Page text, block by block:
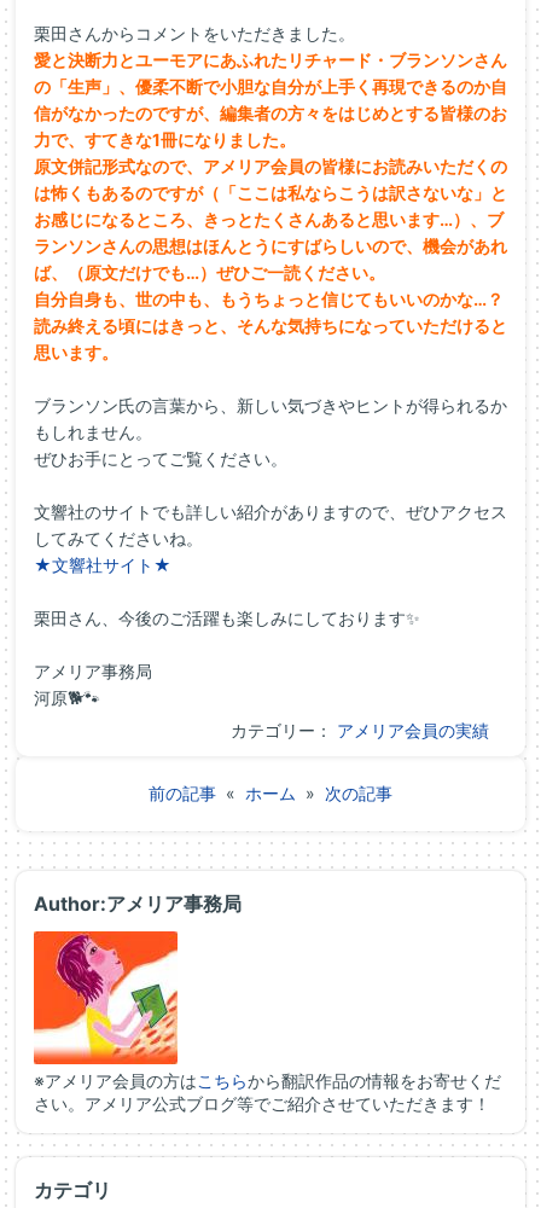
栗田さんからコメントをいただきました。
愛と決断力とユーモアにあふれたリチャード・ブランソンさん
の「生声」、優柔不断で小胆な自分が上手く再現できるのか自
信がなかったのですが、編集者の方々をはじめとする皆様のお
力で、すてきな1冊になりました。
原文併記形式なので、アメリア会員の皆様にお読みいただくの
は怖くもあるのですが（「ここは私ならこうは訳さないな」と
お感じになるところ、きっとたくさんあると思います…）、ブ
ランソンさんの思想はほんとうにすばらしいので、機会があれ
ば、（原文だけでも…）ぜひご一読ください。
自分自身も、世の中も、もうちょっと信じてもいいのかな…？
読み終える頃にはきっと、そんな気持ちになっていただけると
思います。
ブランソン氏の言葉から、新しい気づきやヒントが得られるか
もしれません。
ぜひお手にとってご覧ください。
文響社のサイトでも詳しい紹介がありますので、ぜひアクセス
してみてくださいね。
★文響社サイト★
栗田さん、今後のご活躍も楽しみにしております✨
アメリア事務局
河原🐕🐾
カテゴリー： アメリア会員の実績
前の記事 « ホーム » 次の記事
Author:アメリア事務局
※アメリア会員の方はこちらから翻訳作品の情報をお寄せくだ
さい。アメリア公式ブログ等でご紹介させていただきます！
カテゴリ